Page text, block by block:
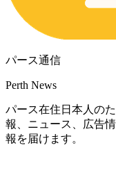
パース通信
Perth News
パース在住日本人の
報、ニュース、広告
報を届けます。